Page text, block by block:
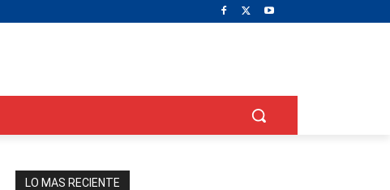
LO MAS RECIENTE